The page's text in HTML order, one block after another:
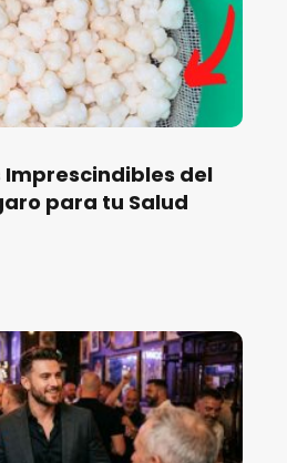
Imprescindibles del
para tu Salud